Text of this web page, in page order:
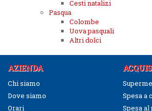
Cesti natalizi
Pasqua
Colombe
Uova pasquali
Altri dolci
AZIENDA
Chi siamo
Dove siamo
Orari
Spesa a
Spesa